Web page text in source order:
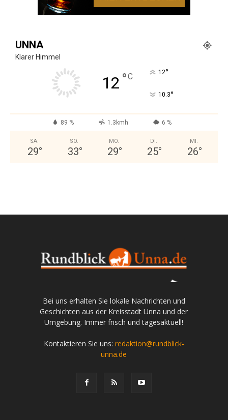
UNNA
Klarer Himmel
12 °C 12°
10.3°
89 % 1.3kmh 6 %
SA.
29°
SO.
33°
MO.
29°
DI.
25°
MI.
26°
Bei uns erhalten Sie lokale Nachrichten und
Geschichten aus der Kreisstadt Unna und der
Umgebung. Immer frisch und tagesaktuell!
Kontaktieren Sie uns: redaktion@rundblick-
unna.de